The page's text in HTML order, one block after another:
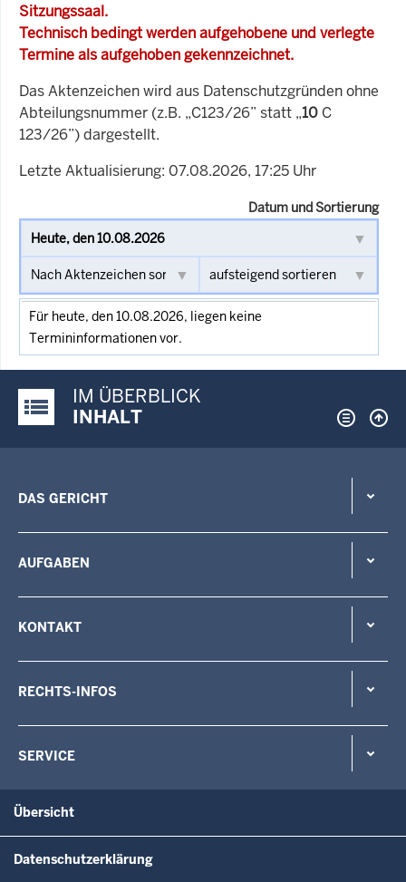
Sitzungssaal.
Technisch bedingt werden aufgehobene und verlegte
Termine als aufgehoben gekennzeichnet.
Das Aktenzeichen wird aus Datenschutzgründen ohne
Abteilungsnummer (z.B. „C123/26” statt „10 C
123/26”) dargestellt.
Letzte Aktualisierung: 07.08.2026, 17:25 Uhr
Datum und Sortierung
Für heute, den 10.08.2026, liegen keine
Termininformationen vor.
Justiz-Portal im Überblick:
IM ÜBERBLICK
INHALT
DAS GERICHT
AUFGABEN
KONTAKT
RECHTS-INFOS
SERVICE
Übersicht
Datenschutzerklärung